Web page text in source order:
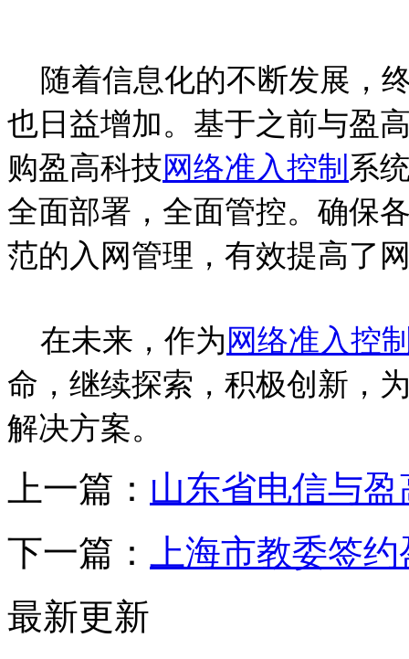
随着信息化的不断发展，
也日益增加。基于之前与盈
购盈高科技网络准入控制 系
全面部署，全面管控。确保
范的入网管理，有效提高了
在未来，作为 网络准入控
命，继续探索，积极创新，
解决方案。
上一篇： 山东省电信与
下一篇：
上海市教委签
最新更新